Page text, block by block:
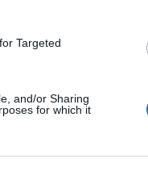
Targeted
and/or Sharing
for which it
Πότερ και οι
ένα από τα μόλις
Google